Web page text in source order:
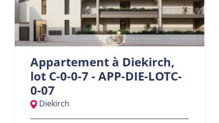
Appartement à Diekirch,
lot C-0-0-7 - APP-DIE-LOTC-
0-07
Diekirch